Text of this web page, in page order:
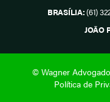
BRASÍLIA:(61)
JOÃO
© Wagner
Política de